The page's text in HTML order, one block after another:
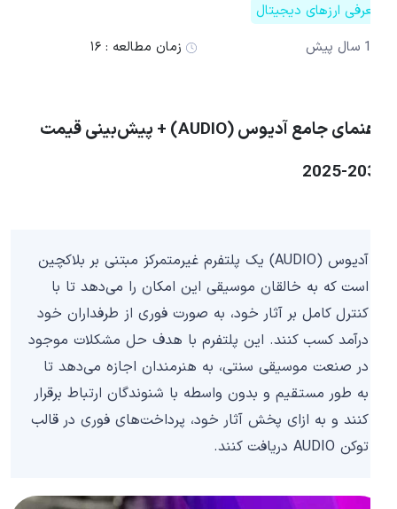
معرفی ارزهای دیجیتال
زمان مطالعه :۱۶
راهنمای جامع آدیوس (AUDIO) + پیش‌بینی قیمت
2030-
آدیوس (AUDIO) یک پلتفرم غیرمتمرکز مبتنی بر بلاکچین
است که به خالقان موسیقی این امکان را می‌دهد تا با
کنترل کامل بر آثار خود، به صورت فوری از طرفداران خود
درآمد کسب کنند. این پلتفرم با هدف حل مشکلات موجود
در صنعت موسیقی سنتی، به هنرمندان اجازه می‌دهد تا
به طور مستقیم و بدون واسطه با شنوندگان ارتباط برقرار
کنند و به ازای پخش آثار خود، پرداخت‌های فوری در قالب
توکن AUDIO دریافت کنند.